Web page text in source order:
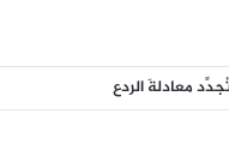
معادلةَ الردع